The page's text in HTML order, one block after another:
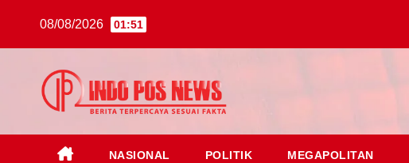
08/08/2026 01:51
NASIONAL POLITIK MEGAPOLITAN